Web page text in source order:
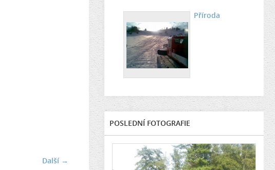
Další →
Příroda
POSLEDNÍ FOTOGRAFIE